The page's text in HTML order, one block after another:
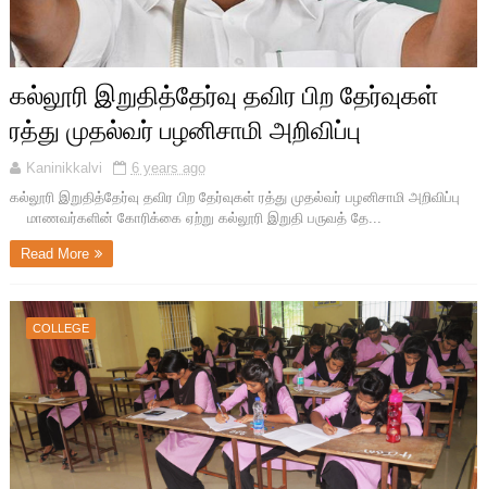
கல்லூரி இறுதித்தேர்வு தவிர பிற தேர்வுகள்
ரத்து முதல்வர் பழனிசாமி அறிவிப்பு
Kaninikkalvi
6 years ago
கல்லூரி இறுதித்தேர்வு தவிர பிற தேர்வுகள் ரத்து முதல்வர் பழனிசாமி அறிவிப்பு
மாணவர்களின் கோரிக்கை ஏற்று கல்லூரி இறுதி பருவத் தே...
Read More
COLLEGE